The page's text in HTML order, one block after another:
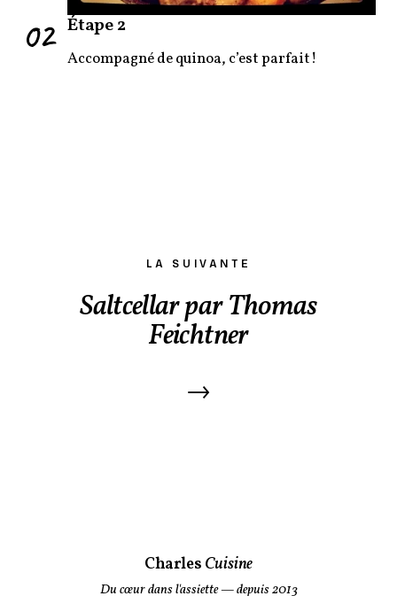
02 Étape 2
Accompagné de quinoa, c’est parfait!
LA SUIVANTE
Saltcellar par Thomas
Feichtner
→
Charles Cuisine
Du cœur dans l'assiette— depuis 2013